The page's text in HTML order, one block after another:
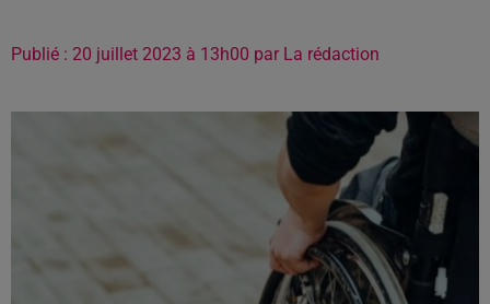
Publié : 20 juillet 2023 à 13h00 par La rédaction